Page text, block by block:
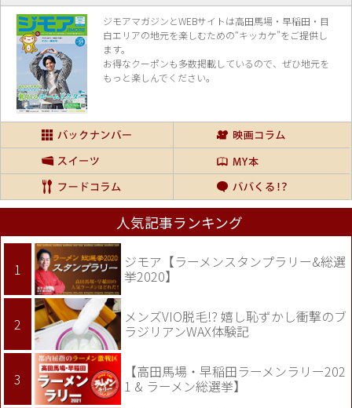
ジモアマガジンとWEBサイトは高田馬場・早稲田・目
白エリアの地元を楽しむための“キッカケ”をご提供し
ます。
お得なクーポンも多数掲載しているので、 ぜひ地元を
もっと楽しんでください。
人気記事ランキング
ジモア【ラーメンスタンプラリー&総選
挙2020】
メンズVIO脱毛!? 嬉し恥ずかし衝撃のブ
ラジリアンWAX体験記
【高田馬場・早稲田ラーメンラリー202
1 & ラーメン総選挙】